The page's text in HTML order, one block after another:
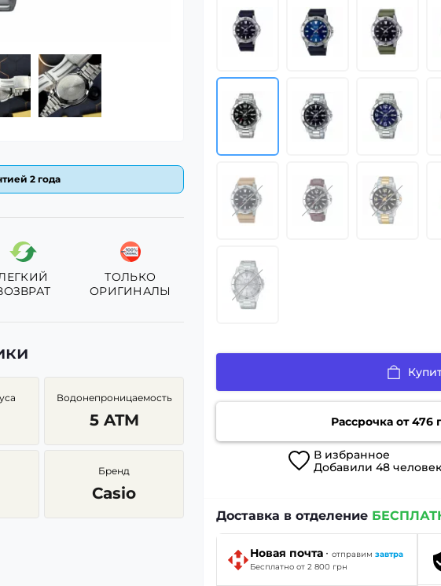
2 года
ТОЛЬКО
ОРИГИНАЛЫ
Водонепроницаемость
5 ATM
Бренд
Casio
Рассрочка от476
В избранное
Добавили 48человек
Доставка в отделение
Новая почта · отправим завтра
Бесплатно от 2 800 грн